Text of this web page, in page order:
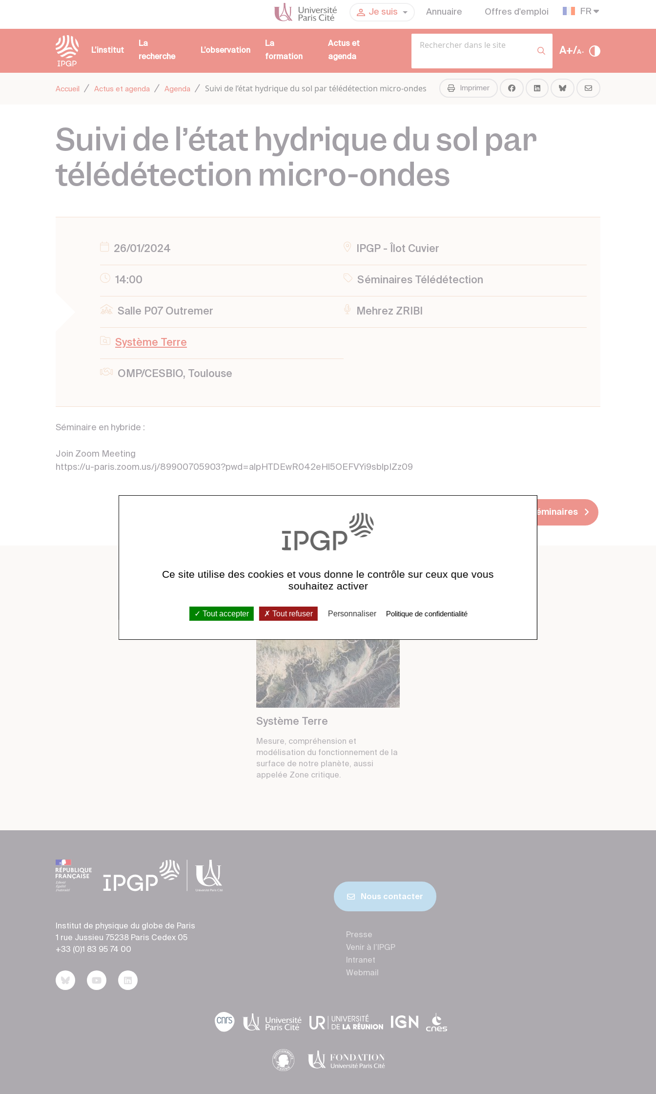
Je suis Annuaire Offres d'emploi FR
L’institut
La
recherche
L’observation
La
formation
Actus et
agenda
A+/A-
Accueil Actus et agenda Agenda Suivi de l’état hydrique du sol par télédétection micro-ondes Imprimer
Suivi de l’état hydrique du sol par
télédétection micro-ondes
26/01/2024 IPGP - Îlot Cuvier
14:00 Séminaires Télédétection
Salle P07 Outremer Mehrez ZRIBI
Système Terre
OMP/CESBIO, Toulouse
Séminaire en hybride :
Join Zoom Meeting
https://u-paris.zoom.us/j/89900705903?pwd=alpHTDEwR042eHl5OEFVYi9sblpIZz09
Voir tous les séminaires
A lire aussi
Système Terre
Mesure, compréhension et
modélisation du fonctionnement de la
surface de notre planète, aussi
appelée Zone critique.
Institut de physique du globe de Paris
1 rue Jussieu 75238 Paris Cedex 05
+33 (0)1 83 95 74 00
Nous contacter
Presse
Venir à l’IPGP
Intranet
Webmail
Ce site utilise des cookies et vous donne le contrôle sur ceux que vous
souhaitez activer
Tout accepter Tout refuser Personnaliser Politique de confidentialité